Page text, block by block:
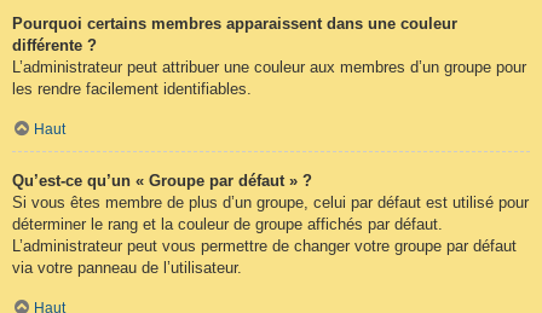
Pourquoi certains membres apparaissent dans une couleur
différente ?
L’administrateur peut attribuer une couleur aux membres d’un groupe pour
les rendre facilement identifiables.
Haut
Qu’est-ce qu’un « Groupe par défaut » ?
Si vous êtes membre de plus d’un groupe, celui par défaut est utilisé pour
déterminer le rang et la couleur de groupe affichés par défaut.
L’administrateur peut vous permettre de changer votre groupe par défaut
via votre panneau de l’utilisateur.
Haut